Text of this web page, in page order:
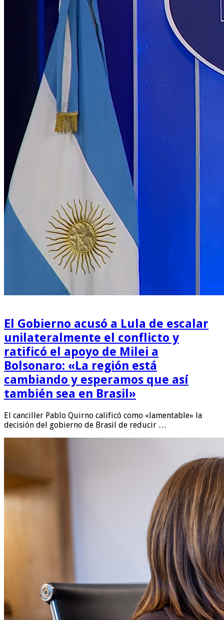
El Gobierno acusó a Lula de escalar
unilateralmente el conflicto y
ratificó el apoyo de Milei a
Bolsonaro: «La región está
cambiando y esperamos que así
también sea en Brasil»
El canciller Pablo Quirno calificó como «lamentable» la
decisión del gobierno de Brasil de reducir …